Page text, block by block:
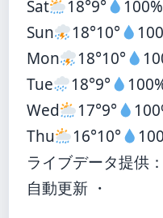
Sat
18°9°
100%
Sun
18°10°
Mon
18°10°
Tue
18°9°
Wed
17°9°
Thu
16°10°
ライブデータ提供：
自動更新 ・